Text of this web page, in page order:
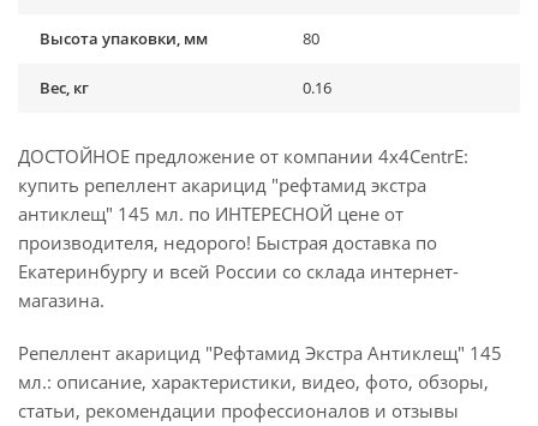
Высота упаковки, мм 80
Вес, кг 0.16
ДОСТОЙНОЕ предложение от компании 4x4CentrE:
купить репеллент акарицид "рефтамид экстра
антиклещ" 145 мл. по ИНТЕРЕСНОЙ цене от
производителя, недорого! Быстрая доставка по
Екатеринбургу и всей России со склада интернет-
магазина.
Репеллент акарицид "Рефтамид Экстра Антиклещ" 145
мл.: описание, характеристики, видео, фото, обзоры,
статьи, рекомендации профессионалов и отзывы